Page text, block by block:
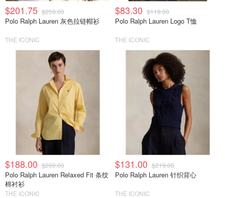
$201.75 $259.00
Polo Ralph Lauren 灰色拉链帽衫
THE ICONIC
$83.30 $119.00
Polo Ralph Lauren Logo T恤
THE ICONIC
$188.00 $269.00
Polo Ralph Lauren Relaxed Fit 条纹
棉衬衫
THE ICONIC
$131.00 $219.00
Polo Ralph Lauren 针织背心
THE ICONIC